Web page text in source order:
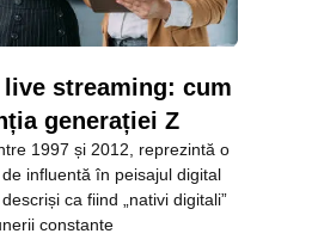
streaming: cum
generației Z
1997 și 2012, reprezintă o
influentă în peisajul digital
ca fiind „nativi digitali”
constante